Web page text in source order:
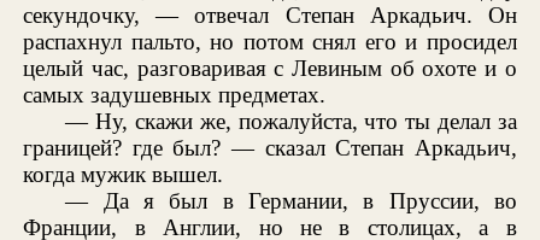
секундочку, — отвечал Степан Аркадьич. Он
распахнул пальто, но потом снял его и просидел
целый час, разговаривая с Левиным об охоте и о
самых задушевных предметах.
— Ну, скажи же, пожалуйста, что ты делал за
границей? где был? — сказал Степан Аркадьич,
когда мужик вышел.
— Да я был в Германии, в Пруссии, во
Франции, в Англии, но не в столицах, а в